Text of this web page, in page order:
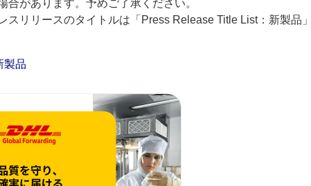
合があります。予めご了承ください。
スリリースのタイトルは「Press Release Title List：新製品」
製品